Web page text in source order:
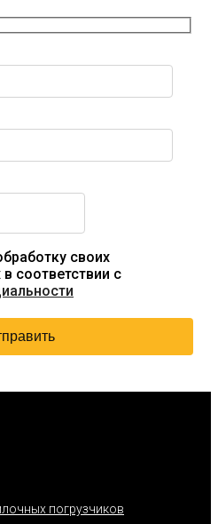
своих
соответствии с
погрузчиков